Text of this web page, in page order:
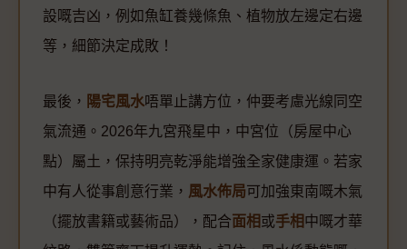
設嘅吉凶，例如魚缸養幾條魚、植物放左邊定右邊
等，細節決定成敗！
最後， 陽宅風水唔單止講方位，仲要考慮光線同空
氣流通。2026年九宮飛星中，中宮位（房屋中心
點）屬土，保持明亮乾淨能增強全家健康運。若家
中有人從事創意行業， 風水佈局可加強東南嘅木氣
（擺放書籍或藝術品），配合面相或手相中嘅才華